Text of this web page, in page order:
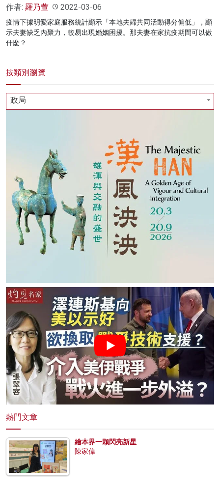
作者: 羅乃萱 2022-03-06
疫情下據明愛家庭服務統計顯示「本地夫婦共同活動得分偏低」，顯
示夫妻缺乏內聚力，較易出現婚姻困擾。那夫妻在家抗疫期間可以做
什麼？
按類別瀏覽
政局
熱門文章
繪本界一顆閃亮新星
陳家偉